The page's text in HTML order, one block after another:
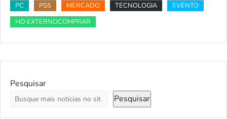
PC
PS5 MERCADO TECNOLOGIA
EVENTO
HD EXTERNOCOMPRAR
Pesquisar
Pesquisar